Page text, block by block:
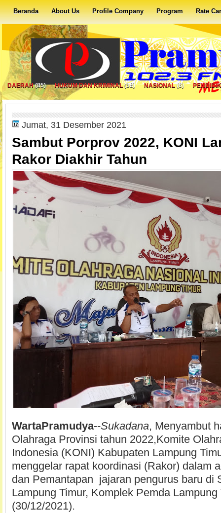
Beranda About Us Profile Company Program Rate
DAERAH (85) HUKUM DAN KRIMINAL (38) NASIONAL (6)
Jumat, 31 Desember 2021
Sambut Porprov 2022, KONI
Rakor Diakhir Tahun
WartaPramudya--Sukadana, Menyambut
Olahraga Provinsi tahun 2022,Komite
Indonesia (KONI) Kabupaten Lampung
menggelar rapat koordinasi (Rakor) dalam
dan Pemantapan jajaran pengurus baru di
Lampung Timur, Komplek Pemda Lampung
(30/12/2021).